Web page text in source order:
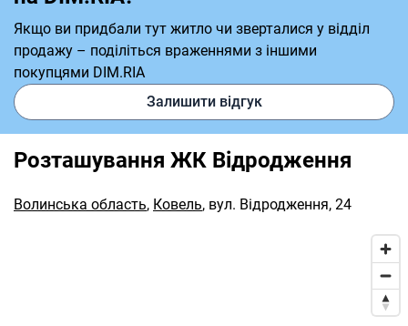
Якщо ви придбали тут житло чи зверталися у відділ
продажу – поділіться враженнями з іншими
покупцями DIM.RIA
Залишити відгук
Розташування ЖК Відродження
Волинська область, Ковель, вул. Відродження, 24